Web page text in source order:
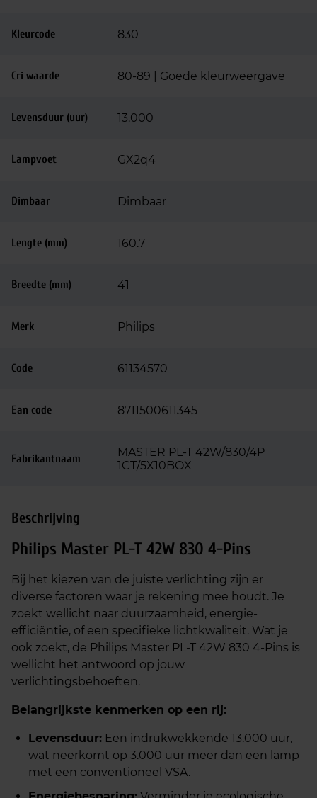
Kleurcode 830
Cri waarde 80-89 | Goede kleurweergave
Levensduur (uur) 13.000
Lampvoet GX2q4
Dimbaar Dimbaar
Lengte (mm) 160.7
Breedte (mm) 41
Merk Philips
Code 61134570
Ean code 8711500611345
Fabrikantnaam
MASTER PL-T 42W/830/4P
1CT/5X10BOX
Beschrijving
Philips Master PL-T 42W 830 4-Pins
Bij het kiezen van de juiste verlichting zijn er
diverse factoren waar je rekening mee houdt. Je
zoekt wellicht naar duurzaamheid, energie-
efficiëntie, of een specifieke lichtkwaliteit. Wat je
ook zoekt, de Philips Master PL-T 42W 830 4-Pins is
wellicht het antwoord op jouw
verlichtingsbehoeften.
Belangrijkste kenmerken op een rij:
Levensduur: Een indrukwekkende 13.000 uur,
wat neerkomt op 3.000 uur meer dan een lamp
met een conventioneel VSA.